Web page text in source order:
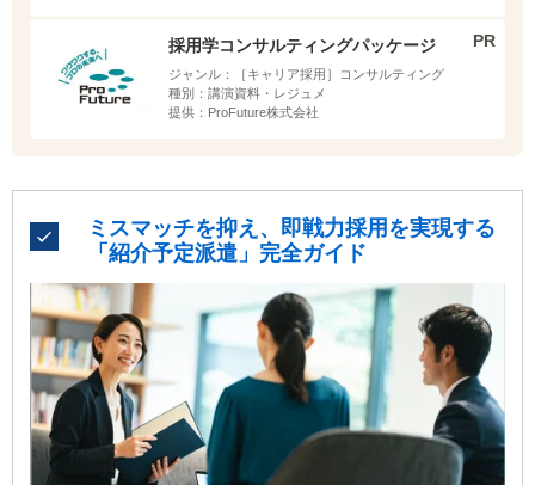
採用学コンサルティングパッケージ
ジャンル：
［キャリア採用］コンサルティング
種別： 講演資料・レジュメ
提供： ProFuture株式会社
ミスマッチを抑え、即戦力採用を実現する
「紹介予定派遣」完全ガイド